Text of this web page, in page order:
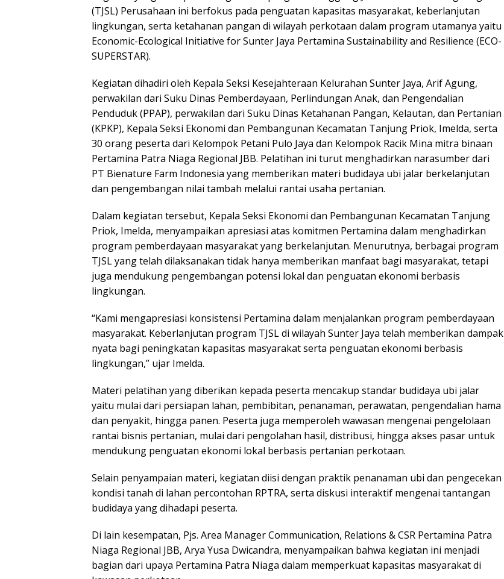
(TJSL) Perusahaan ini berfokus pada penguatan kapasitas masyarakat, keberlanjutan
lingkungan, serta ketahanan pangan di wilayah perkotaan dalam program utamanya yaitu
Economic-Ecological Initiative for Sunter Jaya Pertamina Sustainability and Resilience (ECO-
SUPERSTAR).
Kegiatan dihadiri oleh Kepala Seksi Kesejahteraan Kelurahan Sunter Jaya, Arif Agung,
perwakilan dari Suku Dinas Pemberdayaan, Perlindungan Anak, dan Pengendalian
Penduduk (PPAP), perwakilan dari Suku Dinas Ketahanan Pangan, Kelautan, dan Pertanian
(KPKP), Kepala Seksi Ekonomi dan Pembangunan Kecamatan Tanjung Priok, Imelda, serta
30 orang peserta dari Kelompok Petani Pulo Jaya dan Kelompok Racik Mina mitra binaan
Pertamina Patra Niaga Regional JBB. Pelatihan ini turut menghadirkan narasumber dari
PT Bienature Farm Indonesia yang memberikan materi budidaya ubi jalar berkelanjutan
dan pengembangan nilai tambah melalui rantai usaha pertanian.
Dalam kegiatan tersebut, Kepala Seksi Ekonomi dan Pembangunan Kecamatan Tanjung
Priok, Imelda, menyampaikan apresiasi atas komitmen Pertamina dalam menghadirkan
program pemberdayaan masyarakat yang berkelanjutan. Menurutnya, berbagai program
TJSL yang telah dilaksanakan tidak hanya memberikan manfaat bagi masyarakat, tetapi
juga mendukung pengembangan potensi lokal dan penguatan ekonomi berbasis
lingkungan.
“Kami mengapresiasi konsistensi Pertamina dalam menjalankan program pemberdayaan
masyarakat. Keberlanjutan program TJSL di wilayah Sunter Jaya telah memberikan dampak
nyata bagi peningkatan kapasitas masyarakat serta penguatan ekonomi berbasis
lingkungan,” ujar Imelda.
Materi pelatihan yang diberikan kepada peserta mencakup standar budidaya ubi jalar
yaitu mulai dari persiapan lahan, pembibitan, penanaman, perawatan, pengendalian hama
dan penyakit, hingga panen. Peserta juga memperoleh wawasan mengenai pengelolaan
rantai bisnis pertanian, mulai dari pengolahan hasil, distribusi, hingga akses pasar untuk
mendukung penguatan ekonomi lokal berbasis pertanian perkotaan.
Selain penyampaian materi, kegiatan diisi dengan praktik penanaman ubi dan pengecekan
kondisi tanah di lahan percontohan RPTRA, serta diskusi interaktif mengenai tantangan
budidaya yang dihadapi peserta.
Di lain kesempatan, Pjs. Area Manager Communication, Relations & CSR Pertamina Patra
Niaga Regional JBB, Arya Yusa Dwicandra, menyampaikan bahwa kegiatan ini menjadi
bagian dari upaya Pertamina Patra Niaga dalam memperkuat kapasitas masyarakat di